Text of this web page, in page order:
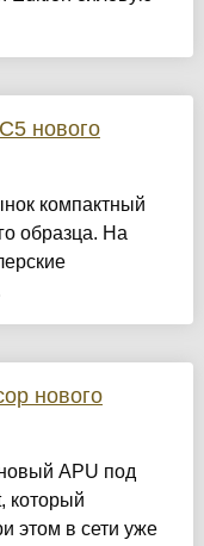
нового
компактный
образца. На
нового
APU под
который
этом в сети уже